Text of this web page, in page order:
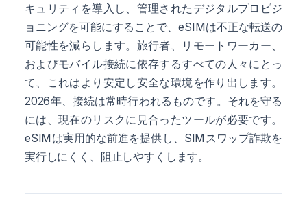
キュリティを導入し、管理されたデジタルプロビジ
ョニングを可能にすることで、eSIMは不正な転送の
可能性を減らします。旅行者、リモートワーカー、
およびモバイル接続に依存するすべての人々にとっ
て、これはより安定し安全な環境を作り出します。
2026年、接続は常時行われるものです。それを守る
には、現在のリスクに見合ったツールが必要です。
eSIMは実用的な前進を提供し、SIMスワップ詐欺を
実行しにくく、阻止しやすくします。